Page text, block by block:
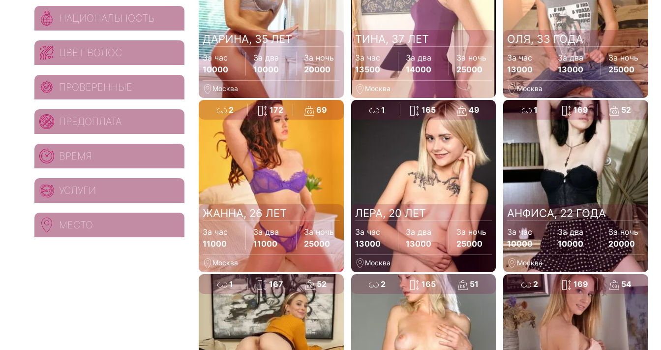
ДАРИНА, 35 ЛЕТ
За час
10000
За два
10000
За ночь
20000
Москва
ТИНА, 37 ЛЕТ
За час
13500
За два
14000
За ночь
25000
Москва
ОЛЯ, 33 ГОДА
За час
13000
За два
13000
За ночь
25000
Москва
2 172 69
ЖАННА, 26 ЛЕТ
За час
11000
За два
11000
За ночь
25000
Москва
1 165 49
ЛЕРА, 20 ЛЕТ
За час
13000
За два
13000
За ночь
25000
Москва
1 169 52
АНФИСА, 22 ГОДА
За час
10000
За два
10000
За ночь
20000
Москва
1 167 52 2 165 51 2 169 54
НАЦИОНАЛЬНОСТЬ
ЦВЕТ ВОЛОС
ПРОВЕРЕННЫЕ
ПРЕДОПЛАТА
ВРЕМЯ
УСЛУГИ
МЕСТО